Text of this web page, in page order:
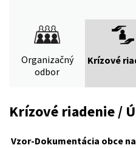
Organizačný
odbor
Krízové
Krízové riadenie /
Vzor-Dokumentácia obce